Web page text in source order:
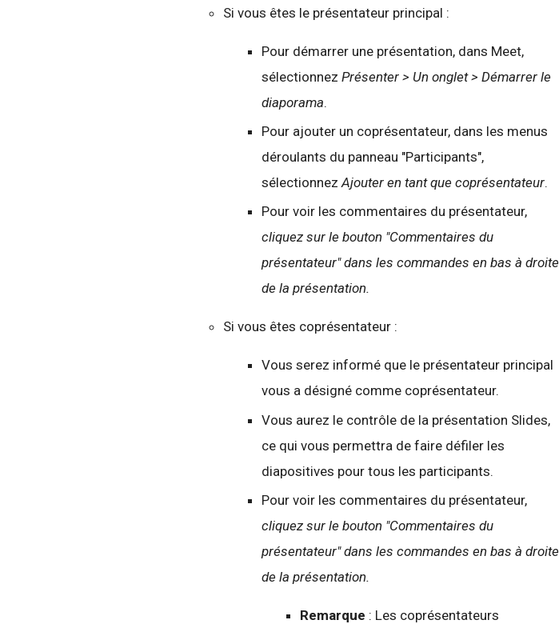
Si vous êtes le présentateur principal :
Pour démarrer une présentation, dans Meet,
sélectionnez Présenter > Un onglet > Démarrer le
diaporama.
Pour ajouter un coprésentateur, dans les menus
déroulants du panneau "Participants",
sélectionnezAjouter en tant que coprésentateur.
Pour voir les commentaires du présentateur,
cliquez sur le bouton "Commentaires du
présentateur" dans les commandes en bas à droite
de la présentation.
Si vous êtes coprésentateur :
Vous serez informé que le présentateur principal
vous a désigné comme coprésentateur.
Vous aurez le contrôle de la présentation Slides,
ce qui vous permettra de faire défiler les
diapositives pour tous les participants.
Pour voir les commentaires du présentateur,
cliquez sur le bouton "Commentaires du
présentateur" dans les commandes en bas à droite
de la présentation.
Remarque : Les coprésentateurs